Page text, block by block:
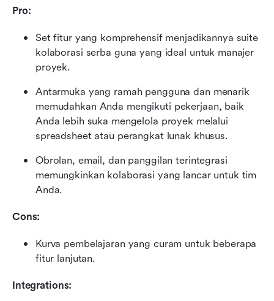
Pro:
Set fitur yang komprehensif menjadikannya suite
kolaborasi serba guna yang ideal untuk manajer
proyek.
Antarmuka yang ramah pengguna dan menarik
memudahkan Anda mengikuti pekerjaan, baik
Anda lebih suka mengelola proyek melalui
spreadsheet atau perangkat lunak khusus.
Obrolan, email, dan panggilan terintegrasi
memungkinkan kolaborasi yang lancar untuk tim
Anda.
Cons:
Kurva pembelajaran yang curam untuk beberapa
fitur lanjutan.
Integrations: